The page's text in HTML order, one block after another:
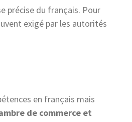
précise du français. Pour
exigé par les autorités
en français mais
de commerce et